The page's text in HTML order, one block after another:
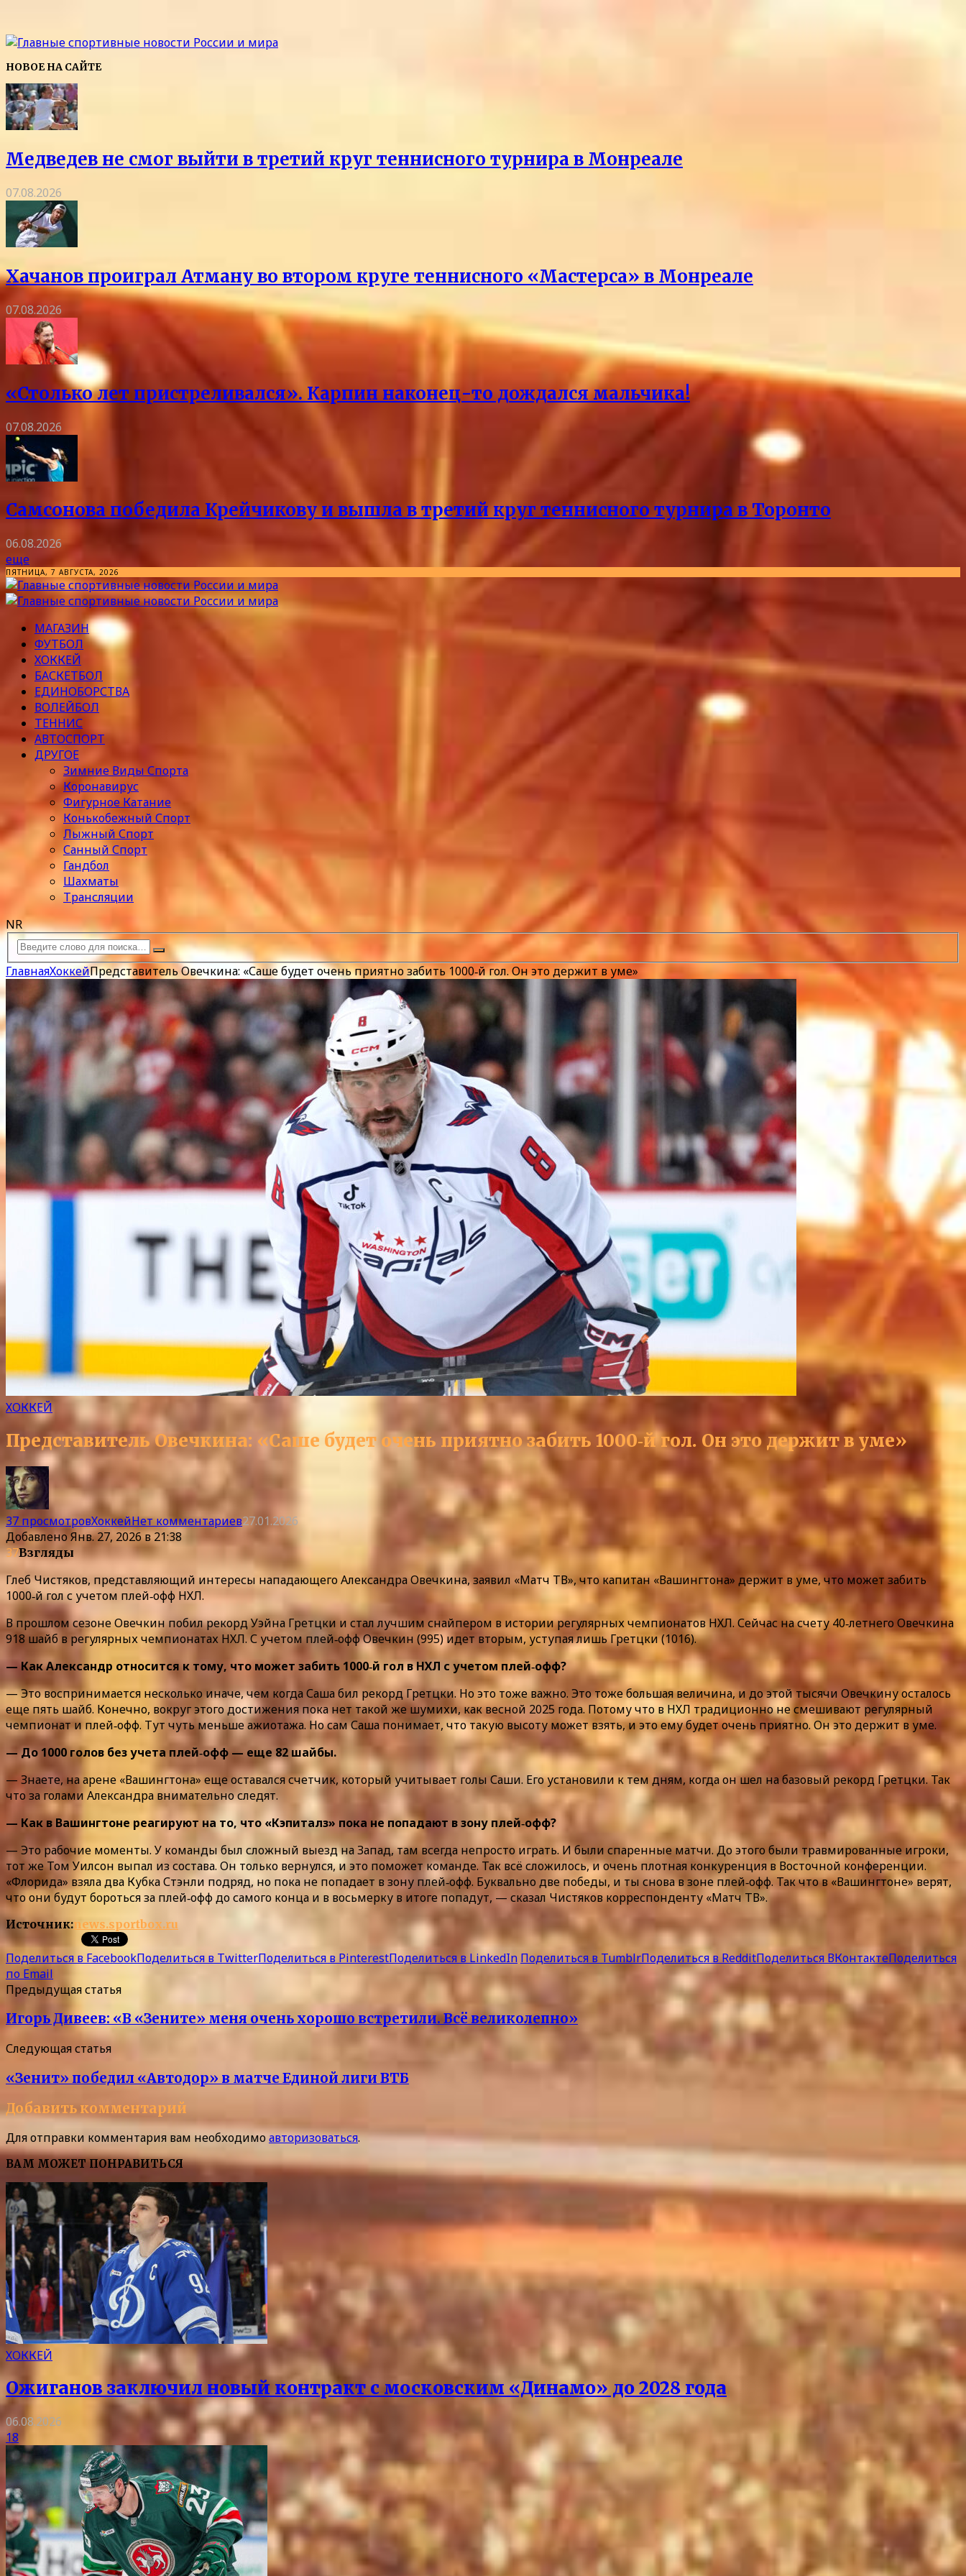
НОВОЕ НА САЙТЕ
Медведев не смог выйти в третий круг теннисного турнира в Монреале
07.08.2026
Хачанов проиграл Атману во втором круге теннисного «Мастерса» в Монреале
07.08.2026
«Столько лет пристреливался». Карпин наконец-то дождался мальчика!
07.08.2026
Самсонова победила Крейчикову и вышла в третий круг теннисного турнира в Торонто
06.08.2026
еще
ПЯТНИЦА, 7 АВГУСТА, 2026
МАГАЗИН
ФУТБОЛ
ХОККЕЙ
БАСКЕТБОЛ
ЕДИНОБОРСТВА
ВОЛЕЙБОЛ
ТЕННИС
АВТОСПОРТ
ДРУГОЕ
Зимние Виды Спорта
Коронавирус
Фигурное Катание
Конькобежный Спорт
Лыжный Спорт
Санный Спорт
Гандбол
Шахматы
Трансляции
NR
ГлавнаяХоккейПредставитель Овечкина: «Саше будет очень приятно забить 1000‑й гол. Он это держит в уме»
ХОККЕЙ
Представитель Овечкина: «Саше будет очень приятно забить 1000‑й гол. Он это держит в уме»
37 просмотровХоккейНет комментариев27.01.2026
ДобавленоЯнв. 27, 2026 в 21:38
37Взгляды
Глеб Чистяков, представляющий интересы нападающего Александра Овечкина, заявил «Матч ТВ», что капитан «Вашингтона» держит в уме, что может забить
1000‑й гол с учетом плей‑офф НХЛ.
В прошлом сезоне Овечкин побил рекорд Уэйна Гретцки и стал лучшим снайпером в истории регулярных чемпионатов НХЛ. Сейчас на счету 40‑летнего Овечкина
918 шайб в регулярных чемпионатах НХЛ. С учетом плей‑офф Овечкин (995) идет вторым, уступая лишь Гретцки (1016).
— Как Александр относится к тому, что может забить 1000‑й гол в НХЛ с учетом плей‑офф?
— Это воспринимается несколько иначе, чем когда Саша бил рекорд Гретцки. Но это тоже важно. Это тоже большая величина, и до этой тысячи Овечкину осталось
еще пять шайб. Конечно, вокруг этого достижения пока нет такой же шумихи, как весной 2025 года. Потому что в НХЛ традиционно не смешивают регулярный
чемпионат и плей‑офф. Тут чуть меньше ажиотажа. Но сам Саша понимает, что такую высоту может взять, и это ему будет очень приятно. Он это держит в уме.
— До 1000 голов без учета плей‑офф — еще 82 шайбы.
— Знаете, на арене «Вашингтона» еще оставался счетчик, который учитывает голы Саши. Его установили к тем дням, когда он шел на базовый рекорд Гретцки. Так
что за голами Александра внимательно следят.
— Как в Вашингтоне реагируют на то, что «Кэпиталз» пока не попадают в зону плей‑офф?
— Это рабочие моменты. У команды был сложный выезд на Запад, там всегда непросто играть. И были спаренные матчи. До этого были травмированные игроки,
тот же Том Уилсон выпал из состава. Он только вернулся, и это поможет команде. Так всё сложилось, и очень плотная конкуренция в Восточной конференции.
«Флорида» взяла два Кубка Стэнли подряд, но пока не попадает в зону плей‑офф. Буквально две победы, и ты снова в зоне плей‑офф. Так что в «Вашингтоне» верят,
что они будут бороться за плей‑офф до самого конца и в восьмерку в итоге попадут, — сказал Чистяков корреспонденту «Матч ТВ».
Источник:news.sportbox.ru
Поделиться в FacebookПоделиться в TwitterПоделиться в PinterestПоделиться в LinkedIn Поделиться в TumblrПоделиться в RedditПоделиться ВКонтактеПоделиться
по Email
Предыдущая статья
Игорь Дивеев: «В «Зените» меня очень хорошо встретили. Всё великолепно»
Следующая статья
«Зенит» победил «Автодор» в матче Единой лиги ВТБ
Добавить комментарий
Для отправки комментария вам необходимоавторизоваться.
ВАМ МОЖЕТ ПОНРАВИТЬСЯ
ХОККЕЙ
Ожиганов заключил новый контракт с московским «Динамо» до 2028 года
06.08.2026
18